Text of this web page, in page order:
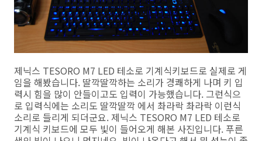
제닉스 TESORO M7 LED 테소로 기계식키보드로 실제로 게
임을 해봤습니다. 딸깍딸깍하는 소리가 경쾌하게 나며 키 입
력시 힘을 많이 안들이고도 입력이 가능했습니다. 그런식으
로 입력식에는 소리도 딸깍딸깍 에서 촤라락 촤라락 이런식
소리로 들리게 되더군요. 제닉스 TESORO M7 LED 테소로
기계식 키보드에 모두 빛이 들어오게 해본 사진입니다. 푸른